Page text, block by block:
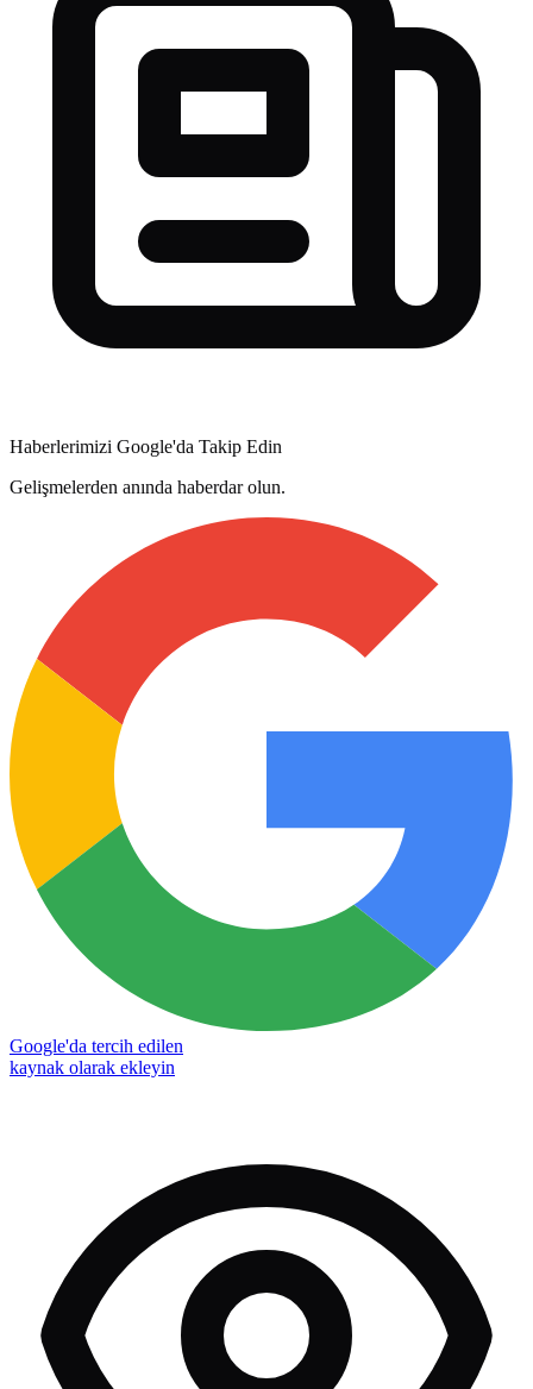
Haberlerimizi Google'da Takip Edin
Gelişmelerden anında haberdar olun.
Google'da tercih edilen
kaynak olarak ekleyin